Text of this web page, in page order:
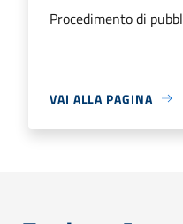
Procedimento di
VAI ALLA PAGINA